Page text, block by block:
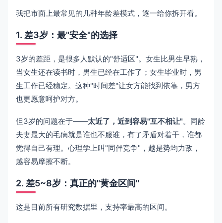
我把市面上最常见的几种年龄差模式，逐一给你拆开看。
1. 差3岁：最"安全"的选择
3岁的差距，是很多人默认的"舒适区"。女生比男生早熟，
当女生还在读书时，男生已经在工作了；女生毕业时，男
生工作已经稳定。这种"时间差"让女方能找到依靠，男方
也更愿意呵护对方。
但3岁的问题在于——太近了，近到容易"互不相让"。同龄
夫妻最大的毛病就是谁也不服谁，有了矛盾对着干，谁都
觉得自己有理。心理学上叫"同伴竞争"，越是势均力敌，
越容易摩擦不断。
2. 差5~8岁：真正的"黄金区间"
这是目前所有研究数据里，支持率最高的区间。